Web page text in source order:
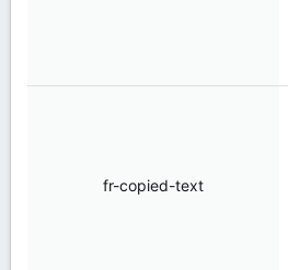
fr-copied-text